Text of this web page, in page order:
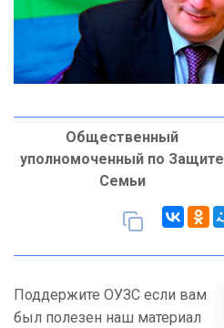
Общественный
уполномоченный по Защите
Семьи
Поддержите ОУЗС если вам
был полезен наш материал